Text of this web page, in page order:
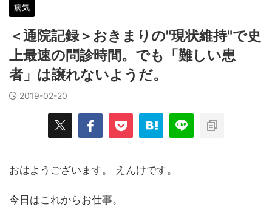
病気
＜通院記録＞おきまりの"現状維持"で史
上最速の問診時間。でも「難しい患
者」は譲れないようだ。
2019-02-20
おはようございます。 えんけです。
今日はこれからお仕事。